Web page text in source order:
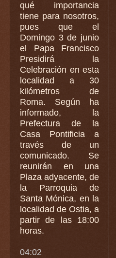
qué importancia
tiene para nosotros,
pues que el
Domingo 3 de junio
el Papa Francisco
Presidirá la
Celebración en esta
localidad a 30
kilómetros de
Roma. Según ha
informado, la
Prefectura de la
Casa Pontificia a
través de un
comunicado. Se
reunirán en una
Plaza adyacente, de
la Parroquia de
Santa Mónica, en la
localidad de Ostia, a
partir de las 18:00
horas.
04:02